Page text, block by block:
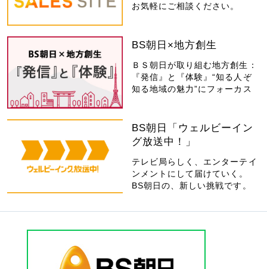
お気軽にご相談ください。
BS朝日×地方創生
ＢＳ朝日が取り組む地方創生：
『発信』と『体験』“知る人ぞ
知る地域の魅力”にフォーカス
BS朝日「ウェルビーイン
グ放送中！」
テレビ局らしく、エンターテイ
ンメントにして届けていく。
BS朝日の、新しい挑戦です。